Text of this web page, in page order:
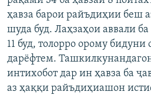
ҳавза барои райъдиҳии беш
шуда буд. Лаҳзаҳои аввали
11 буд, толорро орому бидуни
дарёфтем.
интихобот дар ин ҳавза ба
аз ҳаққи райъдиҳиашон